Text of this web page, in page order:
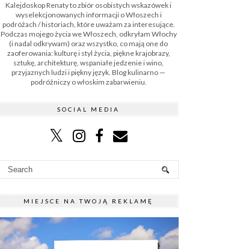
Kalejdoskop Renaty to zbiór osobistych wskazówek i
wyselekcjonowanych informacji o Włoszech i
podróżach / historiach, które uważam za interesujące.
Podczas mojego życia we Włoszech, odkryłam Włochy
(i nadal odkrywam) oraz wszystko, co mają one do
zaoferowania: kulturę i styl życia, piękne krajobrazy,
sztukę, architekturę, wspaniałe jedzenie i wino,
przyjaznych ludzi i piękny język. Blog kulinarno —
podróżniczy o włoskim zabarwieniu.
SOCIAL MEDIA
MIEJSCE NA TWOJĄ REKLAMĘ